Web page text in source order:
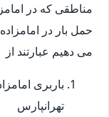
مناطقی که در
حمل بار در
می دهیم عبارتند از
باربری
تهرانپارس